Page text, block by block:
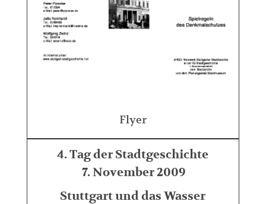
Flyer
4. Tag der Stadtgeschichte
7. November 2009
Stuttgart und das Wasser